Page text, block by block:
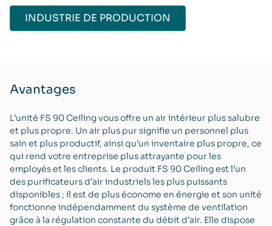
INDUSTRIE DE PRODUCTION
Avantages
L’unité FS 90 Ceiling vous offre un air intérieur plus salubre
et plus propre. Un air plus pur signifie un personnel plus
sain et plus productif, ainsi qu’un inventaire plus propre, ce
qui rend votre entreprise plus attrayante pour les
employés et les clients. Le produit FS 90 Ceiling est l’un
des purificateurs d’air industriels les plus puissants
disponibles ; il est de plus économe en énergie et son unité
fonctionne indépendamment du système de ventilation
grâce à la régulation constante du débit d’air. Elle dispose